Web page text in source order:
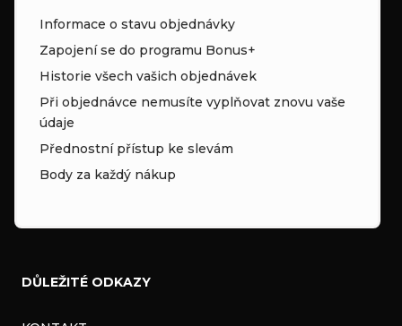
Informace o stavu objednávky
Zapojení se do programu Bonus+
Historie všech vašich objednávek
Při objednávce nemusíte vyplňovat znovu vaše
údaje
Přednostní přístup ke slevám
Body za každý nákup
DŮLEŽITÉ ODKAZY